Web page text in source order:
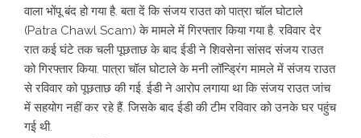
वाला भोंपू बंद हो गया है. बता दें कि संजय राउत को पात्रा चॉल घोटाले
(Patra Chawl Scam) के मामले में गिरफ्तार किया गया है. रविवार देर
रात कई घंटे तक चली पूछताछ के बाद ईडी ने शिवसेना सांसद संजय राउत
को गिरफ्तार किया. पात्रा चॉल घोटाले के मनी लॉन्ड्रिंग मामले में संजय राउत
से रविवार को पूछताछ की गई. ईडी ने आरोप लगाया था कि संजय राउत जांच
में सहयोग नहीं कर रहे हैं. जिसके बाद ईडी की टीम रविवार को उनके घर पहुंच
गई थी.